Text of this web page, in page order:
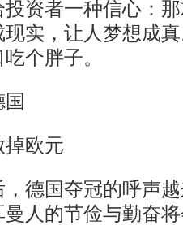
资者一种信心：
实，让人梦想成
个胖子。
欧元
国夺冠的呼声越
人的节俭与勤奋